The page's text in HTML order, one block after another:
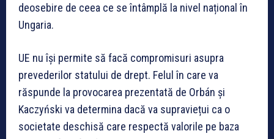
deosebire de ceea ce se întâmplă la nivel național în
Ungaria.
UE nu își permite să facă compromisuri asupra
prevederilor statului de drept. Felul în care va
răspunde la provocarea prezentată de Orbán și
Kaczyński va determina dacă va supraviețui ca o
societate deschisă care respectă valorile pe baza